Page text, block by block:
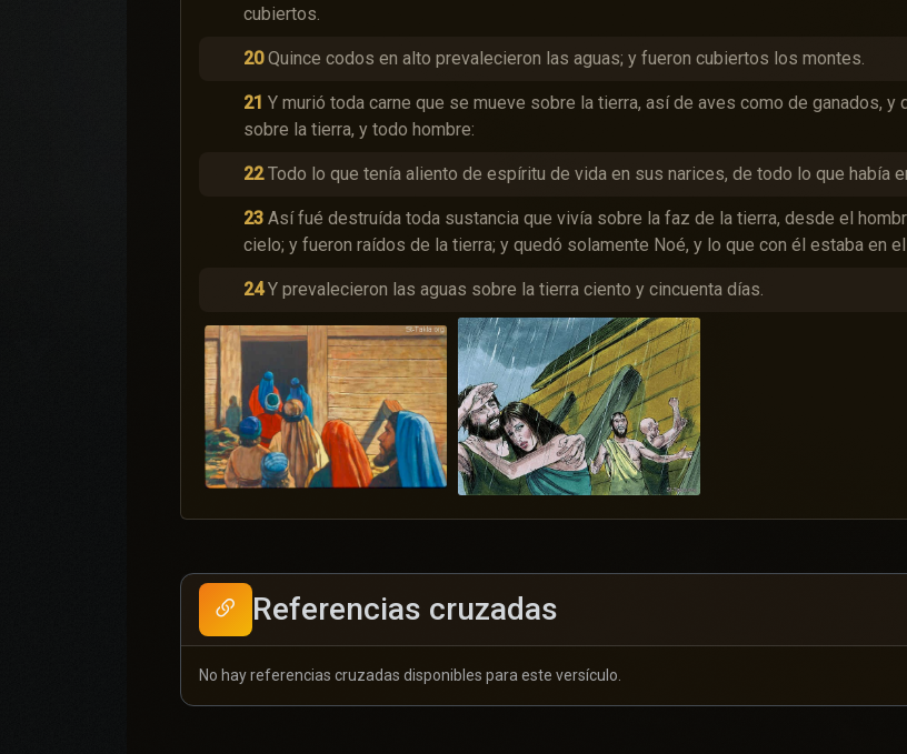
cubiertos.
20 Quince codos en alto prevalecieron las aguas; y fueron cubiertos los montes.
21 Y murió toda carne que se mueve sobre la tierra, así de aves como de ganados,
sobre la tierra, y todo hombre:
22 Todo lo que tenía aliento de espíritu de vida en sus narices, de todo lo que había
23 Así fué destruída toda sustancia que vivía sobre la faz de la tierra, desde el
cielo; y fueron raídos de la tierra; y quedó solamente Noé, y lo que con él estaba en el
24 Y prevalecieron las aguas sobre la tierra ciento y cincuenta días.
Referencias cruzadas
No hay referencias cruzadas disponibles para este versículo.